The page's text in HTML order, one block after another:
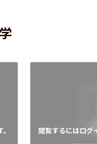
閲覧するにはログ